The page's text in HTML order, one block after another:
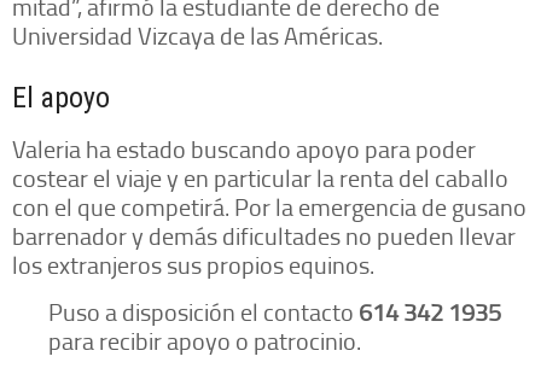
Universidad Vizcaya de las Américas.
El apoyo
Valeria ha estado buscando apoyo para poder
costear el viaje y en particular la renta del caballo
con el que competirá. Por la emergencia de gusano
barrenador y demás dificultades no pueden llevar
los extranjeros sus propios equinos.
Puso a disposición el contacto 614 342 1935
para recibir apoyo o patrocinio.